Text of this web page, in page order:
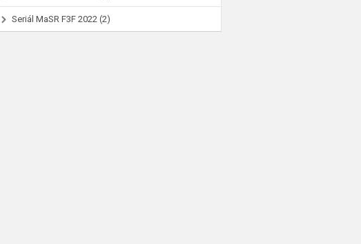
Seriál MaSR F3F 2022 (2)